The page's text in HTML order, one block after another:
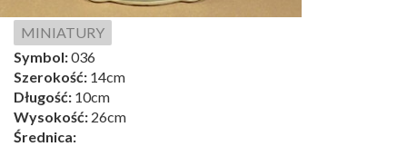
MINIATURY
Symbol:036
Szerokość: 14cm
Długość: 10cm
Wysokość: 26cm
Średnica: